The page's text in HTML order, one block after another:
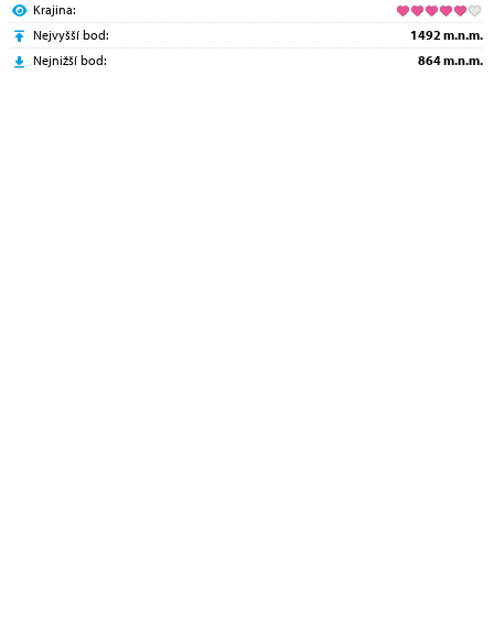
Krajina:
Nejvyšší bod:
1492 m.n.m.
Nejnižší bod:
864 m.n.m.